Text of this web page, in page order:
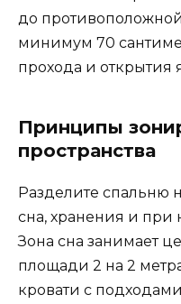
до
минимум 70
прохода и открытия
Принципы
пространства
Разделите спальню
сна, хранения и при
Зона сна занимает
площади 2 на 2
кровати с